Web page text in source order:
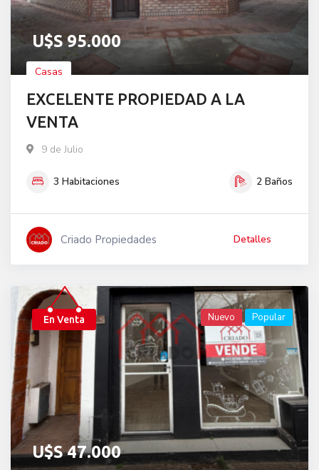
U$S95.000
Casas
EXCELENTE PROPIEDAD A LA
VENTA
9 de Julio
3 Habitaciones 2 Baños
Criado Propiedades Detalles
En Venta
U$S47.000
Nuevo Popular